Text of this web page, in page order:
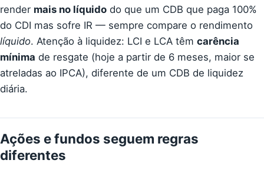
render mais no líquido do que um CDB que paga 100%
do CDI mas sofre IR — sempre compare o rendimento
líquido. Atenção à liquidez: LCI e LCA têm carência
mínima de resgate (hoje a partir de 6 meses, maior se
atreladas ao IPCA), diferente de um CDB de liquidez
diária.
Ações e fundos seguem regras
diferentes